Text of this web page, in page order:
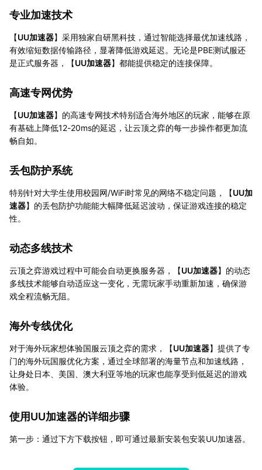
专业加速技术
【UU加速器】采用独家自研黑科技，通过智能选择最优加速线路，
有效缩短数据传输路径，显著降低游戏延迟。无论是PBE测试服还
是正式服务器，【UU加速器】都能提供稳定的连接保障。
高速专网优势
【UU加速器】的高速专网技术特别适合海外地区的玩家，能够在原
有基础上降低12-20ms的延迟，让云顶之弈的每一步操作都更加流
畅自如。
丢包防护系统
特别针对大学生使用校园网/WiFi时常见的网络不稳定问题，【UU加
速器】的丢包防护功能能大幅降低延迟波动，保证游戏连接的稳定
性。
动态多线技术
云顶之弈游戏过程中可能会自动更换服务器，【UU加速器】的动态
多线技术能够自动适应这一变化，无需玩家手动重新加速，确保游
戏全程流畅无阻。
海外专线优化
对于海外玩家想体验国服云顶之弈的需求，【UU加速器】提供了专
门的海外玩国服优化方案，通过全球部署的海量节点和加速线路，
让身处日本、美国、澳大利亚等地的玩家也能享受到低延迟的游戏
体验。
使用UU加速器的详细步骤
第一步：通过下方下载按钮，即可通过最新安装包安装UU加速器。